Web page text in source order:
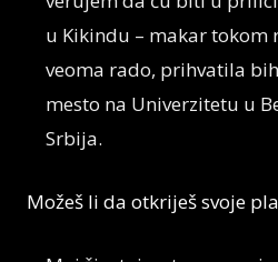
u Kikindu – makar tokom
veoma rado, prihvatila
mesto na Univerzitetu u
Srbija.
Možeš li da otkriješ svoje